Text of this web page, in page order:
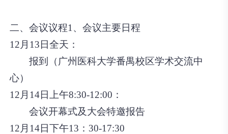
二、会议议程1、会议主要日程
12月13日全天：
报到（广州医科大学番禺校区学术交流中
心）
12月14日上午8:30-12:00：
会议开幕式及大会特邀报告
12月14日下午13：30-17:30